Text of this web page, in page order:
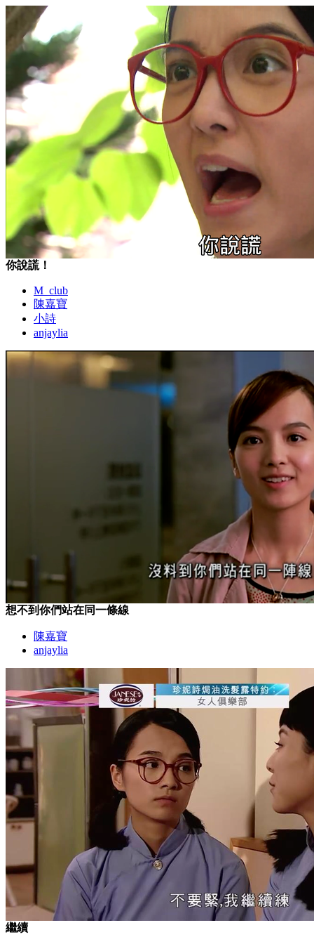
你說謊！
M_club
陳嘉寶
小詩
anjaylia
想不到你們站在同一條線
陳嘉寶
anjaylia
繼續